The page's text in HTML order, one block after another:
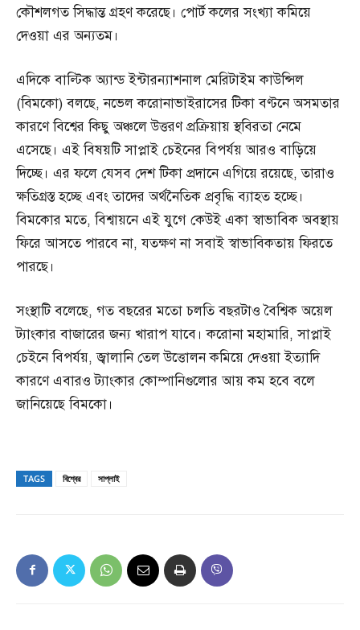
কৌশলগত সিদ্ধান্ত গ্রহণ করেছে। পোর্ট কলের সংখ্যা কমিয়ে
দেওয়া এর অন্যতম।
এদিকে বাল্টিক অ্যান্ড ইন্টারন্যাশনাল মেরিটাইম কাউন্সিল
(বিমকো) বলছে, নভেল করোনাভাইরাসের টিকা বণ্টনে অসমতার
কারণে বিশ্বের কিছু অঞ্চলে উত্তরণ প্রক্রিয়ায় স্থবিরতা নেমে
এসেছে। এই বিষয়টি সাপ্লাই চেইনের বিপর্যয় আরও বাড়িয়ে
দিচ্ছে। এর ফলে যেসব দেশ টিকা প্রদানে এগিয়ে রয়েছে, তারাও
ক্ষতিগ্রস্ত হচ্ছে এবং তাদের অর্থনৈতিক প্রবৃদ্ধি ব্যাহত হচ্ছে।
বিমকোর মতে, বিশ্বায়নে এই যুগে কেউই একা স্বাভাবিক অবস্থায়
ফিরে আসতে পারবে না, যতক্ষণ না সবাই স্বাভাবিকতায় ফিরতে
পারছে।
সংস্থাটি বলেছে, গত বছরের মতো চলতি বছরটাও বৈশ্বিক অয়েল
ট্যাংকার বাজারের জন্য খারাপ যাবে। করোনা মহামারি, সাপ্লাই
চেইনে বিপর্যয়, জ্বালানি তেল উত্তোলন কমিয়ে দেওয়া ইত্যাদি
কারণে এবারও ট্যাংকার কোম্পানিগুলোর আয় কম হবে বলে
জানিয়েছে বিমকো।
TAGS বিশ্বের সাপ্লাই